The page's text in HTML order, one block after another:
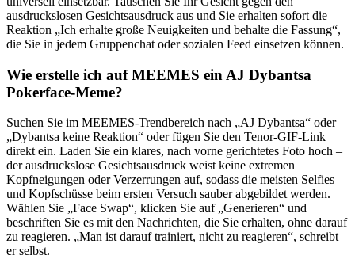
ausdruckslosen Gesichtsausdruck aus und Sie erhalten sofort die
Reaktion „Ich erhalte große Neuigkeiten und behalte die Fassung“,
die Sie in jedem Gruppenchat oder sozialen Feed einsetzen können.
Wie erstelle ich auf MEEMES ein AJ Dybantsa
Pokerface-Meme?
Suchen Sie im MEEMES-Trendbereich nach „AJ Dybantsa“ oder
„Dybantsa keine Reaktion“ oder fügen Sie den Tenor-GIF-Link
direkt ein. Laden Sie ein klares, nach vorne gerichtetes Foto hoch –
der ausdruckslose Gesichtsausdruck weist keine extremen
Kopfneigungen oder Verzerrungen auf, sodass die meisten Selfies
und Kopfschüsse beim ersten Versuch sauber abgebildet werden.
Wählen Sie „Face Swap“, klicken Sie auf „Generieren“ und
beschriften Sie es mit den Nachrichten, die Sie erhalten, ohne darauf
zu reagieren. „Man ist darauf trainiert, nicht zu reagieren“, schreibt
er selbst.